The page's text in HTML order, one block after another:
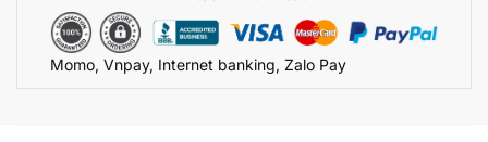
lượngMomo, Vnpay, Internet banking, Zalo Pay